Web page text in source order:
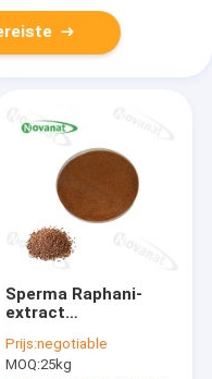
Sperma Raphani-
extract
0,8-1,2% Sinapine /
USP / EP / CP
Prijs:negotiable
MOQ:25kg